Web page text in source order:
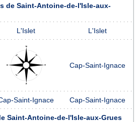
de Saint-Antoine-de-l'Isle-aux-
L'Islet L'Islet
Cap-Saint-Ignace
Saint-Ignace Cap-Saint-Ignace
Saint-Antoine-de-l'Isle-aux-Grues